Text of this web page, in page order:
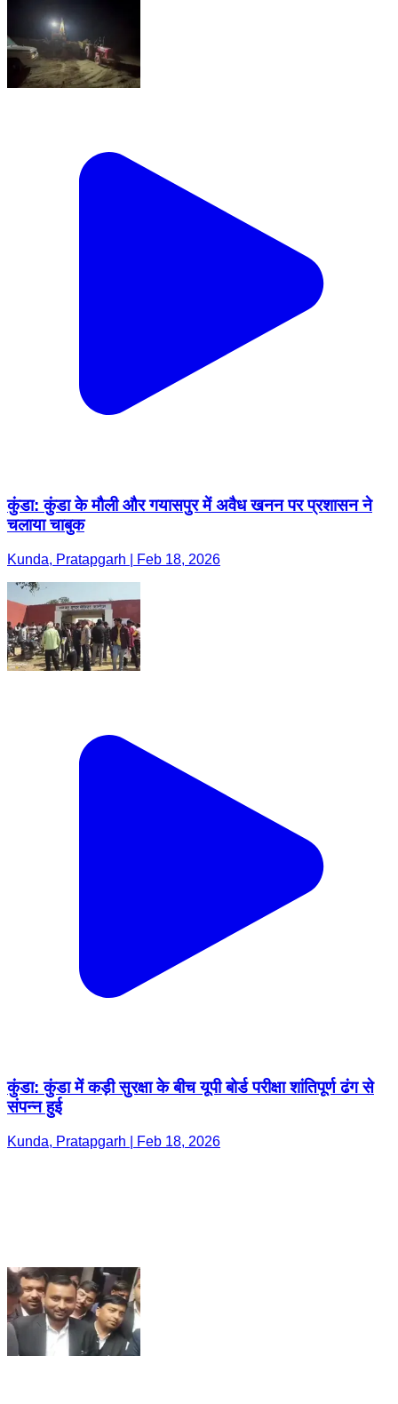
कुंडा: कुंडा के मौली और गयासपुर में अवैध खनन पर प्रशासन ने
चलाया चाबुक
Kunda, Pratapgarh | Feb 18, 2026
कुंडा: कुंडा में कड़ी सुरक्षा के बीच यूपी बोर्ड परीक्षा शांतिपूर्ण ढंग से
संपन्न हुई
Kunda, Pratapgarh | Feb 18, 2026